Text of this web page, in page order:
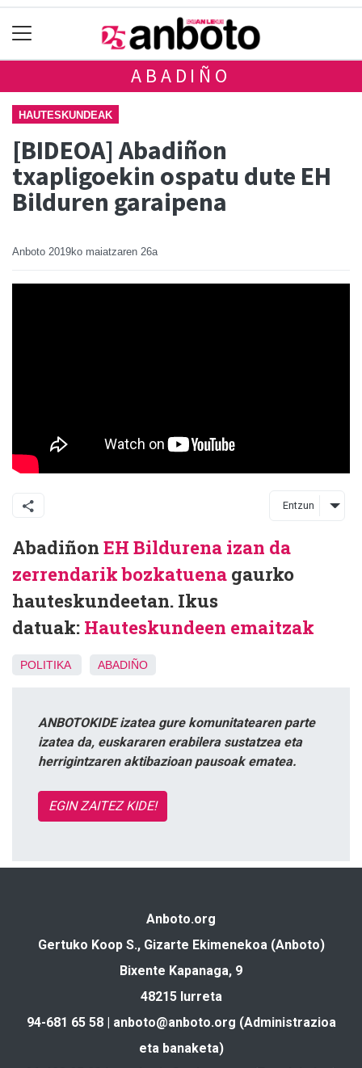
ABADIÑO
HAUTESKUNDEAK
[BIDEOA] Abadiñon
txapligoekin ospatu dute EH
Bilduren garaipena
Anboto 2019ko maiatzaren 26a
Entzun
Abadiñon EH Bildurena izan da
zerrendarik bozkatuena gaurko
hauteskundeetan. Ikus
datuak: Hauteskundeen emaitzak
POLITIKA ABADIÑO
ANBOTOKIDE izatea gure komunitatearen parte
izatea da, euskararen erabilera sustatzea eta
herrigintzaren aktibazioan pausoak ematea.
EGIN ZAITEZ KIDE!
Anboto.org
Gertuko Koop S., Gizarte Ekimenekoa (Anboto)
Bixente Kapanaga, 9
48215 Iurreta
94-681 65 58 | anboto@anboto.org (Administrazioa
eta banaketa)